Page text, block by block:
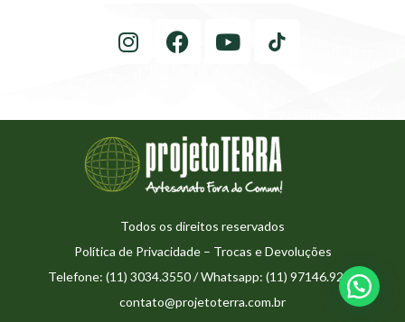
Todos os direitos reservados
Política de Privacidade– Trocas e Devoluções
Telefone: (11) 3034.3550 / Whatsapp: (11) 97146.9273
contato@projetoterra.com.br